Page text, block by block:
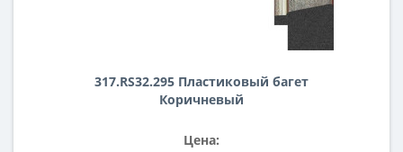
317.RS32.295 Пластиковый багет
Коричневый
Цена: